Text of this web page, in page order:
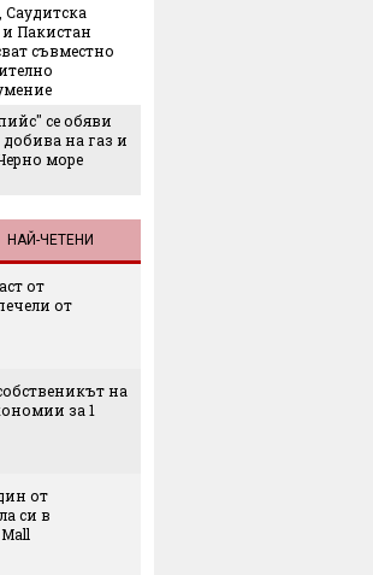
Саудитска
Пакистан
съвместно
се обяви
на газ и
море
НАЙ-ЧЕТЕНИ
от
от
на
за 1
от
си в